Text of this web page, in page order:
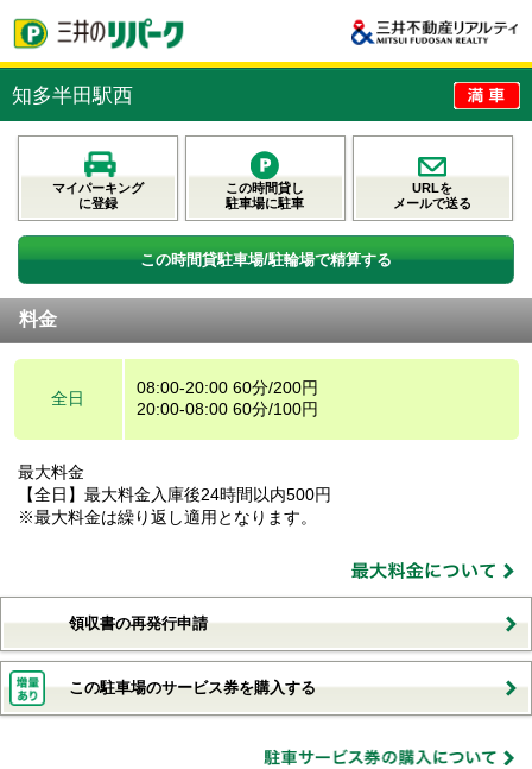
知多半田駅西
マイパーキング
に登録
この時間貸し
駐車場に駐車
URLを
メールで送る
この時間貸駐車場/駐輪場で精算する
料金
全日
08:00-20:00 60分/200円
20:00-08:00 60分/100円
最大料金
【全日】最大料金入庫後24時間以内500円
※最大料金は繰り返し適用となります。
領収書の再発行申請
この駐車場のサービス券を購入する